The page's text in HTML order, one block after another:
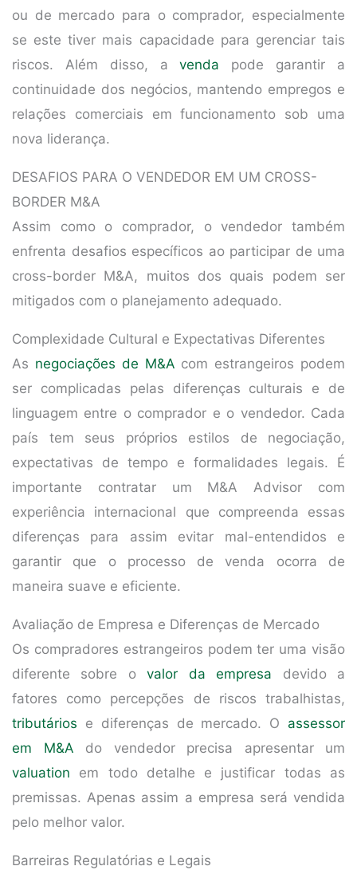
ou de mercado para o comprador, especialmente
se este tiver mais capacidade para gerenciar tais
riscos. Além disso, avenda pode garantir a
continuidade dos negócios, mantendo empregos e
relações comerciais em funcionamento sob uma
nova liderança.
DESAFIOS PARA O VENDEDOR EM UM CROSS-
BORDER M&A
Assim como o comprador, o vendedor também
enfrenta desafios específicos ao participar de uma
cross-border M&A, muitos dos quais podem ser
mitigados com o planejamento adequado.
Complexidade Cultural e Expectativas Diferentes
As negociações de M&A com estrangeiros podem
ser complicadas pelas diferenças culturais e de
linguagem entre o comprador e o vendedor. Cada
país tem seus próprios estilos de negociação,
expectativas de tempo e formalidades legais. É
importante contratar um M&A Advisor com
experiência internacional que compreenda essas
diferenças para assim evitar mal-entendidos e
garantir que o processo de venda ocorra de
maneira suave e eficiente.
Avaliação de Empresa e Diferenças de Mercado
Os compradores estrangeiros podem ter uma visão
diferente sobre ovalor da empresa devido a
fatores como percepções de riscos trabalhistas,
tributários e diferenças de mercado. O assessor
em M&A do vendedor precisa apresentar um
valuation em todo detalhe e justificar todas as
premissas. Apenas assim a empresa será vendida
pelo melhor valor.
Barreiras Regulatórias e Legais